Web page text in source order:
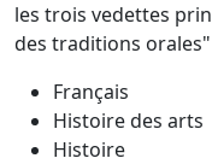
les trois vedettes
des traditions orales"
Français
Histoire des arts
Histoire